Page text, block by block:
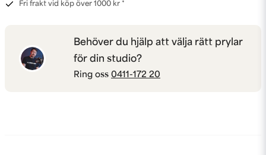
Fri frakt vid köp över 1000 kr *
Behöver du hjälp att välja rätt prylar
för din studio?
Ring oss 0411-172 20